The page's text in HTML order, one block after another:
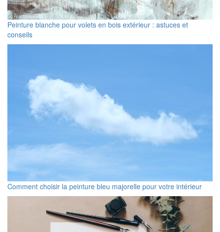
Peinture blanche pour volets en bois extérieur : astuces et
conseils
Comment choisir la peinture bleu majorelle pour votre intérieur